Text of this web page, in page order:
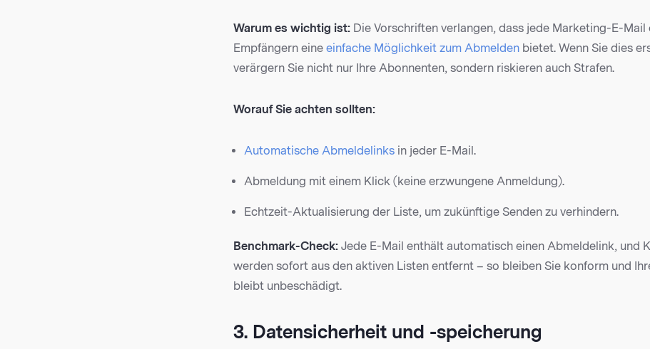
Warum es wichtig ist: Die Vorschriften verlangen, dass jede Marketing-E-Mail
Empfängern eine einfache Möglichkeit zum Abmelden bietet. Wenn Sie dies
verärgern Sie nicht nur Ihre Abonnenten, sondern riskieren auch Strafen.
Worauf Sie achten sollten:
Automatische Abmeldelinks in jeder E-Mail.
Abmeldung mit einem Klick (keine erzwungene Anmeldung).
Echtzeit-Aktualisierung der Liste, um zukünftige Senden zu verhindern.
Benchmark-Check: Jede E-Mail enthält automatisch einen Abmeldelink, und
werden sofort aus den aktiven Listen entfernt – so bleiben Sie konform und
bleibt unbeschädigt.
3. Datensicherheit und -speicherung